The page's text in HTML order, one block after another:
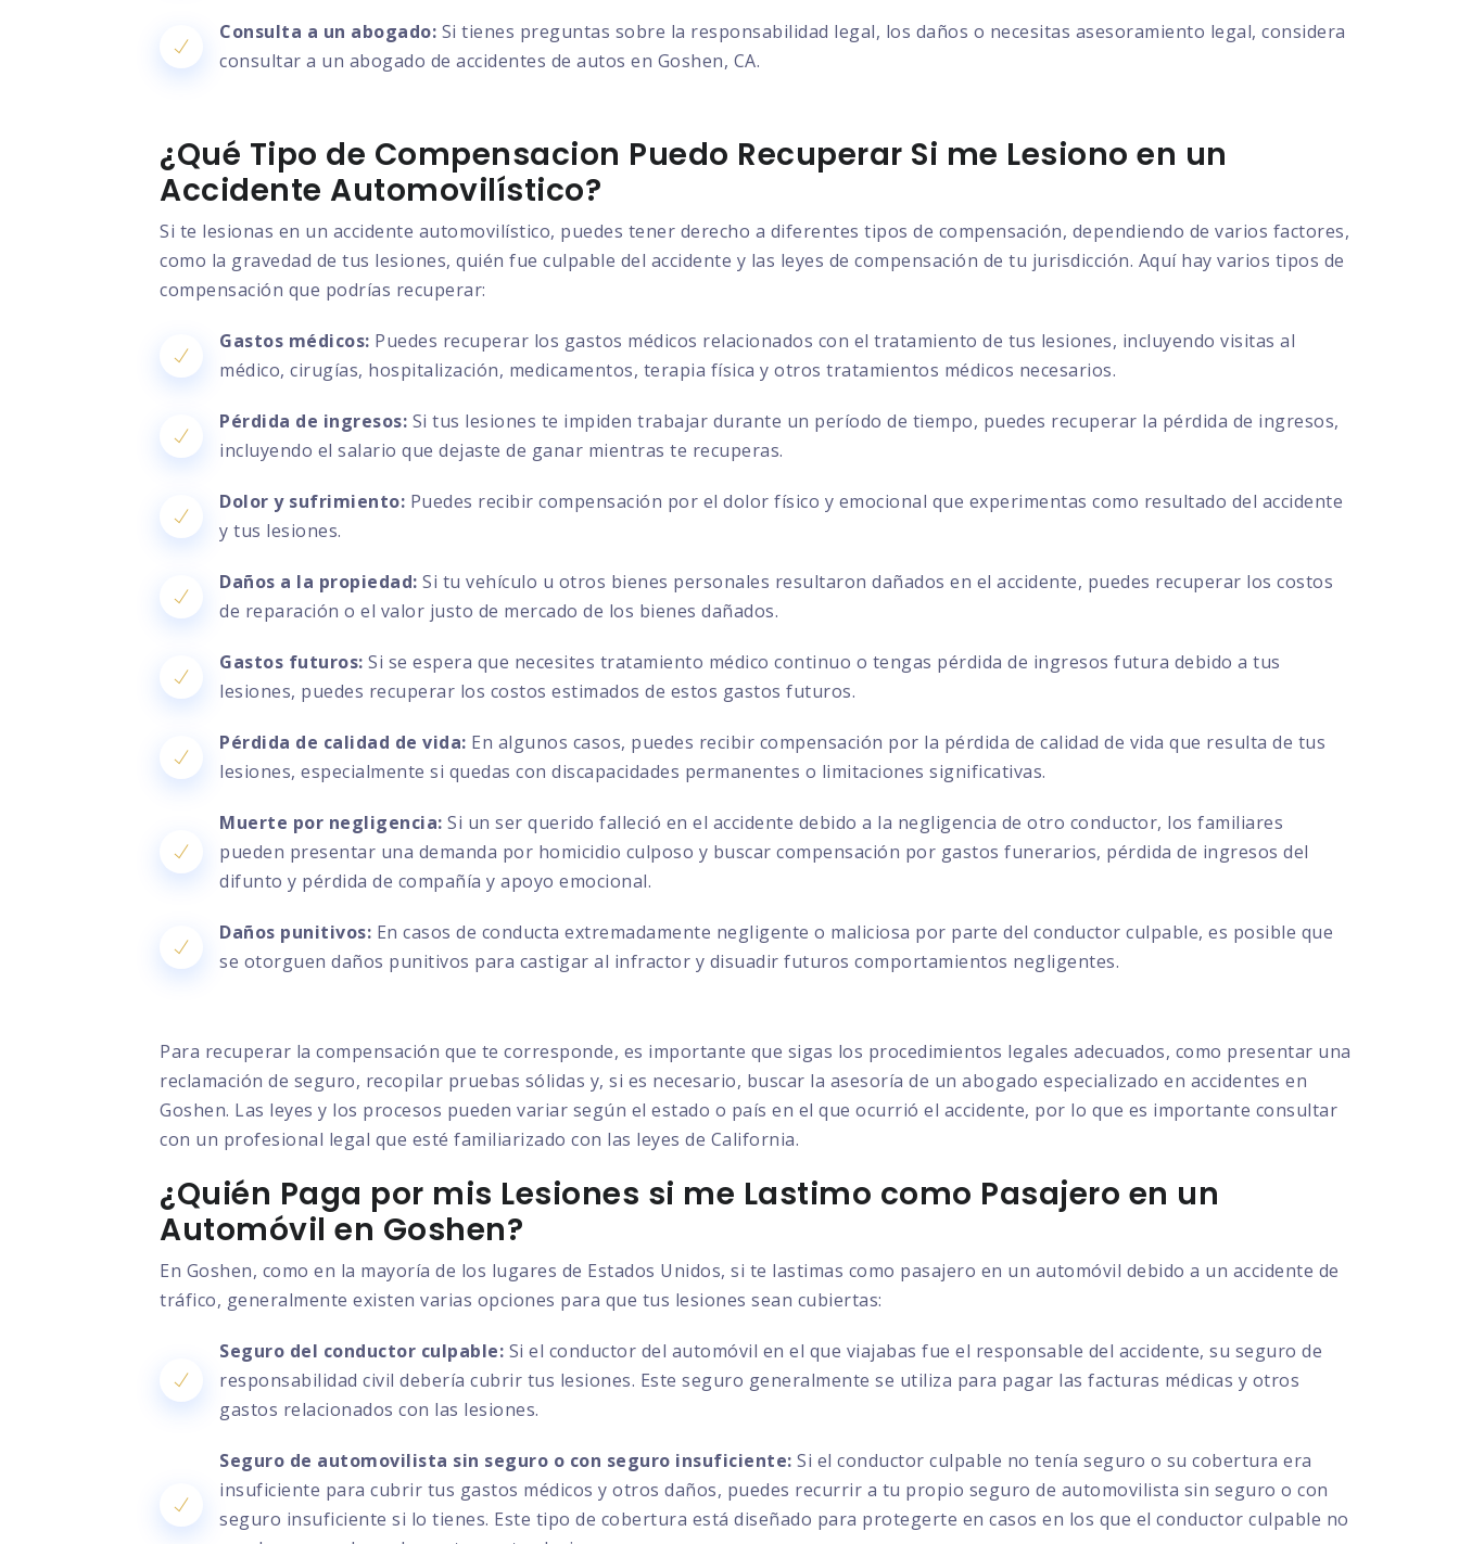
Consulta a un abogado: Si tienes preguntas sobre la responsabilidad legal, los daños o necesitas asesoramiento legal, considera
consultar a un abogado de accidentes de autos en Goshen, CA.
¿Qué Tipo de Compensacion Puedo Recuperar Si me Lesiono en un
Accidente Automovilístico?
Si te lesionas en un accidente automovilístico, puedes tener derecho a diferentes tipos de compensación, dependiendo de varios factores,
como la gravedad de tus lesiones, quién fue culpable del accidente y las leyes de compensación de tu jurisdicción. Aquí hay varios tipos de
compensación que podrías recuperar:
Gastos médicos: Puedes recuperar los gastos médicos relacionados con el tratamiento de tus lesiones, incluyendo visitas al
médico, cirugías, hospitalización, medicamentos, terapia física y otros tratamientos médicos necesarios.
Pérdida de ingresos: Si tus lesiones te impiden trabajar durante un período de tiempo, puedes recuperar la pérdida de ingresos,
incluyendo el salario que dejaste de ganar mientras te recuperas.
Dolor y sufrimiento: Puedes recibir compensación por el dolor físico y emocional que experimentas como resultado del accidente
y tus lesiones.
Daños a la propiedad: Si tu vehículo u otros bienes personales resultaron dañados en el accidente, puedes recuperar los costos
de reparación o el valor justo de mercado de los bienes dañados.
Gastos futuros: Si se espera que necesites tratamiento médico continuo o tengas pérdida de ingresos futura debido a tus
lesiones, puedes recuperar los costos estimados de estos gastos futuros.
Pérdida de calidad de vida: En algunos casos, puedes recibir compensación por la pérdida de calidad de vida que resulta de tus
lesiones, especialmente si quedas con discapacidades permanentes o limitaciones significativas.
Muerte por negligencia: Si un ser querido falleció en el accidente debido a la negligencia de otro conductor, los familiares
pueden presentar una demanda por homicidio culposo y buscar compensación por gastos funerarios, pérdida de ingresos del
difunto y pérdida de compañía y apoyo emocional.
Daños punitivos: En casos de conducta extremadamente negligente o maliciosa por parte del conductor culpable, es posible que
se otorguen daños punitivos para castigar al infractor y disuadir futuros comportamientos negligentes.
Para recuperar la compensación que te corresponde, es importante que sigas los procedimientos legales adecuados, como presentar una
reclamación de seguro, recopilar pruebas sólidas y, si es necesario, buscar la asesoría de un abogado especializado en accidentes en
Goshen. Las leyes y los procesos pueden variar según el estado o país en el que ocurrió el accidente, por lo que es importante consultar
con un profesional legal que esté familiarizado con las leyes de California.
¿Quién Paga por mis Lesiones si me Lastimo como Pasajero en un
Automóvil en Goshen?
En Goshen, como en la mayoría de los lugares de Estados Unidos, si te lastimas como pasajero en un automóvil debido a un accidente de
tráfico, generalmente existen varias opciones para que tus lesiones sean cubiertas:
Seguro del conductor culpable: Si el conductor del automóvil en el que viajabas fue el responsable del accidente, su seguro de
responsabilidad civil debería cubrir tus lesiones. Este seguro generalmente se utiliza para pagar las facturas médicas y otros
gastos relacionados con las lesiones.
Seguro de automovilista sin seguro o con seguro insuficiente: Si el conductor culpable no tenía seguro o su cobertura era
insuficiente para cubrir tus gastos médicos y otros daños, puedes recurrir a tu propio seguro de automovilista sin seguro o con
seguro insuficiente si lo tienes. Este tipo de cobertura está diseñado para protegerte en casos en los que el conductor culpable no